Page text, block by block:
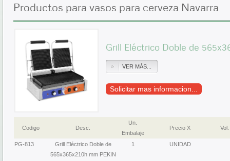
Productos para vasos para cerveza Navarra
Grill Eléctrico Doble de
VER MÁS...
Solicitar mas informacion...
Codigo Desc.
Un.
Embalaje
Precio X Vol.
PG-813
Grill Eléctrico Doble de
565x365x210h mm PEKIN
1 UNIDAD